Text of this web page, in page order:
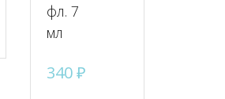
фл. 7
мл
340₽